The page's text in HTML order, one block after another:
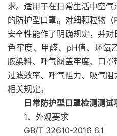
求。适用于在日常生活中空
的防护型口罩。对细颗粒物
安全性能作了明确规定，并
色牢度、甲醛、pH值、环氧
胺染料、呼气阀盖牢度、口罩
过滤效率、呼气阻力、吸气
相关规定。
日常防护型口罩检测测试
1、外观要求
GB/T 32610-2016 6.1